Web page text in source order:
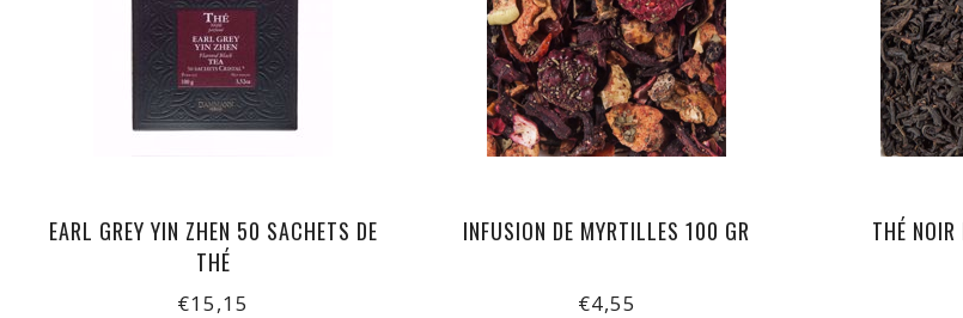
EARL GREY YIN ZHEN 50 SACHETS DE
THÉ
€15,15
INFUSION DE MYRTILLES 100 GR
€4,55
THÉ